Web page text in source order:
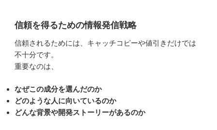
信頼を得るための情報発信戦略
信頼されるためには、キャッチコピーや値引きだけでは
不十分です。
重要なのは、
なぜこの成分を選んだのか
どのような人に向いているのか
どんな背景や開発ストーリーがあるのか